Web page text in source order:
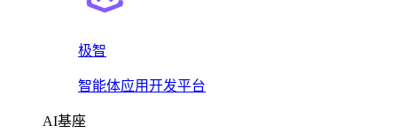
极智
智能体应用开发平台
AI基座